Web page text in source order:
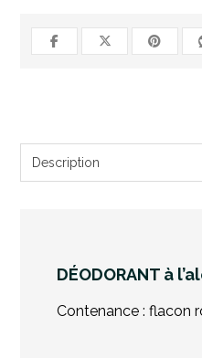
DÉODORANT à
Contenance : flacon